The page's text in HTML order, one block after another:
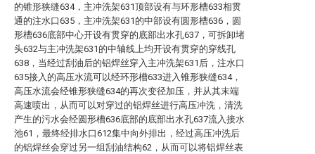
的锥形狭缝634，主冲洗架631顶部设有与环形槽633相贯
通的注水口635，主冲洗架631的中部设有圆形槽636，圆
形槽636底部中心开设有贯穿的底部出水孔637，可拆卸堵
头632与主冲洗架631的中轴线上均开设有贯穿的穿线孔
638，当经过刮油后的铝焊丝穿入主冲洗架631后，注水口
635接入的高压水流可以经环形槽633进入锥形狭缝634，
高压水流会经锥形狭缝634的再次变径加压，并从其末端
高速喷出，从而可以对穿过的铝焊丝进行高压冲洗，清洗
产生的污水会经圆形槽636底部的底部出水孔637流入接水
池61，最终经排水口612集中向外排出，经过高压冲洗后
的铝焊丝会穿过另一组刮油结构62，从而可以将铝焊丝表